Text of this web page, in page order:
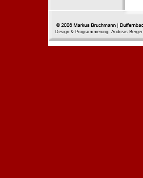
Design & Programmierung: Andreas Berger